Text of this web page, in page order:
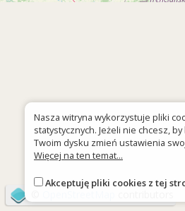
Nasza witryna wykorzystuje pliki
statystycznych. Jeżeli nie chcesz,
Twoim dysku zmień ustawienia
Więcej na ten temat...
Akceptuję pliki cookies z tej